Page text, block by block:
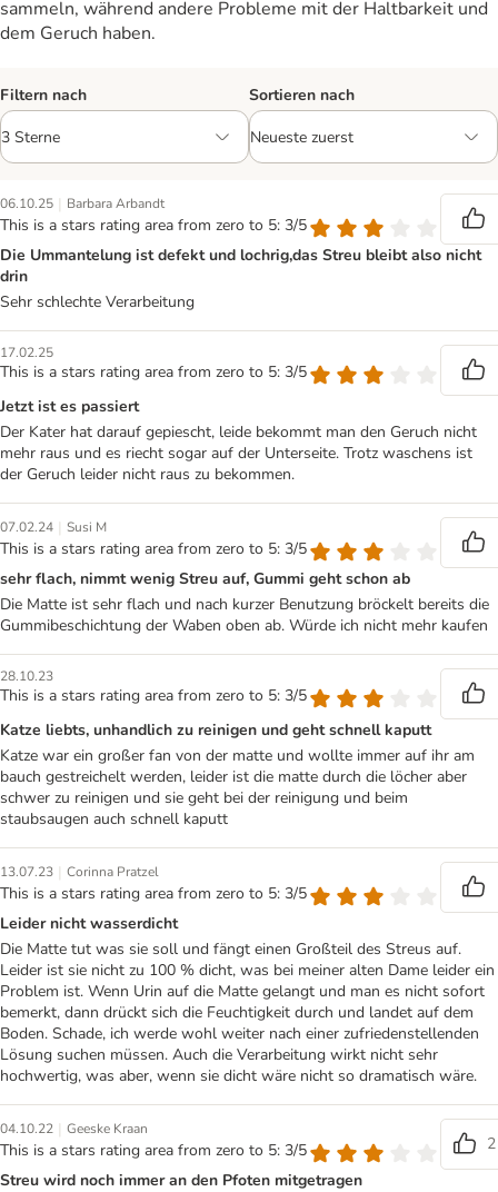
sammeln, während andere Probleme mit der Haltbarkeit und
dem Geruch haben.
Filtern nach Sortieren nach
06.10.25 | Barbara Arbandt
This is a stars rating area from zero to 5: 3/5
Die Ummantelung ist defekt und lochrig,das Streu bleibt also nicht
drin
Sehr schlechte Verarbeitung
17.02.25
This is a stars rating area from zero to 5: 3/5
Jetzt ist es passiert
Der Kater hat darauf gepiescht, leide bekommt man den Geruch nicht
mehr raus und es riecht sogar auf der Unterseite. Trotz waschens ist
der Geruch leider nicht raus zu bekommen.
07.02.24 | Susi M
This is a stars rating area from zero to 5: 3/5
sehr flach, nimmt wenig Streu auf, Gummi geht schon ab
Die Matte ist sehr flach und nach kurzer Benutzung bröckelt bereits die
Gummibeschichtung der Waben oben ab. Würde ich nicht mehr kaufen
28.10.23
This is a stars rating area from zero to 5: 3/5
Katze liebts, unhandlich zu reinigen und geht schnell kaputt
Katze war ein großer fan von der matte und wollte immer auf ihr am
bauch gestreichelt werden, leider ist die matte durch die löcher aber
schwer zu reinigen und sie geht bei der reinigung und beim
staubsaugen auch schnell kaputt
13.07.23 | Corinna Pratzel
This is a stars rating area from zero to 5: 3/5
Leider nicht wasserdicht
Die Matte tut was sie soll und fängt einen Großteil des Streus auf.
Leider ist sie nicht zu 100 % dicht, was bei meiner alten Dame leider ein
Problem ist. Wenn Urin auf die Matte gelangt und man es nicht sofort
bemerkt, dann drückt sich die Feuchtigkeit durch und landet auf dem
Boden. Schade, ich werde wohl weiter nach einer zufriedenstellenden
Lösung suchen müssen. Auch die Verarbeitung wirkt nicht sehr
hochwertig, was aber, wenn sie dicht wäre nicht so dramatisch wäre.
04.10.22 | Geeske Kraan
This is a stars rating area from zero to 5: 3/5
2
Streu wird noch immer an den Pfoten mitgetragen